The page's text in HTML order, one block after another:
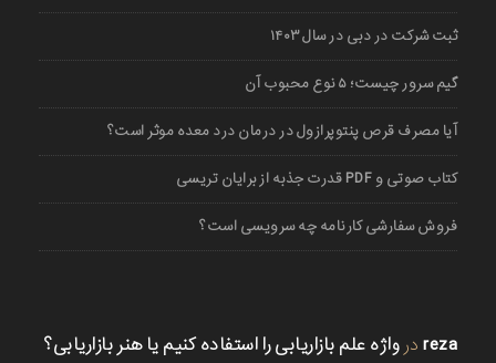
ثبت شرکت در دبی در سال ۱۴۰۳
گیم سرور چیست؛ ۵ نوع محبوب آن
آیا مصرف قرص پنتوپرازول در درمان درد معده موثر است؟
کتاب صوتی و PDF قدرت جذبه از برایان تریسی
فروش سفارشی کارنامه چه سرویسی است؟
reza در واژه علم بازاریابی را استفاده کنیم یا هنر بازاریابی؟